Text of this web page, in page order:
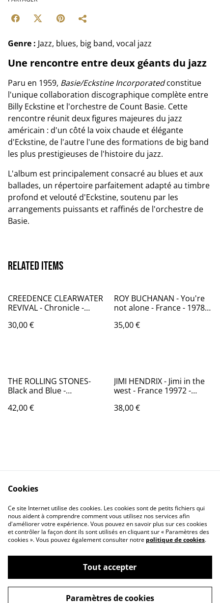
Genre : Jazz, blues, big band, vocal jazz
Une rencontre entre deux géants du jazz
Paru en 1959, Basie/Eckstine Incorporatedconstitue
l'unique collaboration discographique complète entre
Billy Eckstine et l'orchestre de Count Basie. Cette
rencontre réunit deux figures majeures du jazz
américain : d'un côté la voix chaude et élégante
d'Eckstine, de l'autre l'une des formations de big band
les plus prestigieuses de l'histoire du jazz.
L'album est principalement consacré au blues et aux
ballades, un répertoire parfaitement adapté au timbre
profond et velouté d'Eckstine, soutenu par les
arrangements puissants et raffinés de l'orchestre de
Basie.
Related items
CREEDENCE CLEARWATER
REVIVAL - Chronicle -
/ disques Festival ALBUM
30,00 €
ROY BUCHANAN - You're
not alone - France - 1978 -
357
35,00 €
THE ROLLING STONES-
Black and Blue -
ROLLING STONES
42,00 €
JIMI HENDRIX - Jimi in the
west - France 19972 -
80.448
38,00 €
Politique de
confidentialité
Politique de cookies
Calendrier:
Brocantes,Bourse...
©2026VINYLSHOP85
Cookies
Ce site Internet utilise des cookies. Les cookies sont de petits fichiers qui
nous aident à comprendre comment vous utilisez nos services afin
d'améliorer votre expérience. Vous pouvez en savoir plus sur ces cookies
et contrôler la façon dont ils sont utilisés en cliquant sur « Paramètres des
cookies ». Vous pouvez également consulter notre politique de cookies.
Tout accepter
Paramètres de cookies